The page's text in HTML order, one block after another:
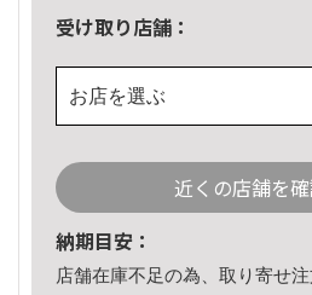
受け取り店舗：
お店を選ぶ
近くの店舗を
納期目安：
店舗在庫不足の為、取り寄せ注